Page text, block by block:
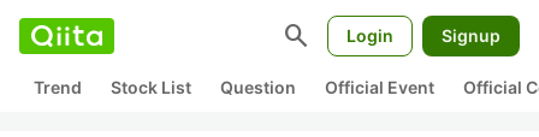
search Login Signup
Trend Stock List Question Official Event Official